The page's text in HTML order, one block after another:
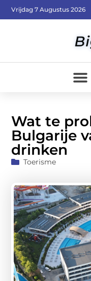
Vrijdag 7 Augustus 2026
Wat te
Bulgarije
drinken
Toerisme